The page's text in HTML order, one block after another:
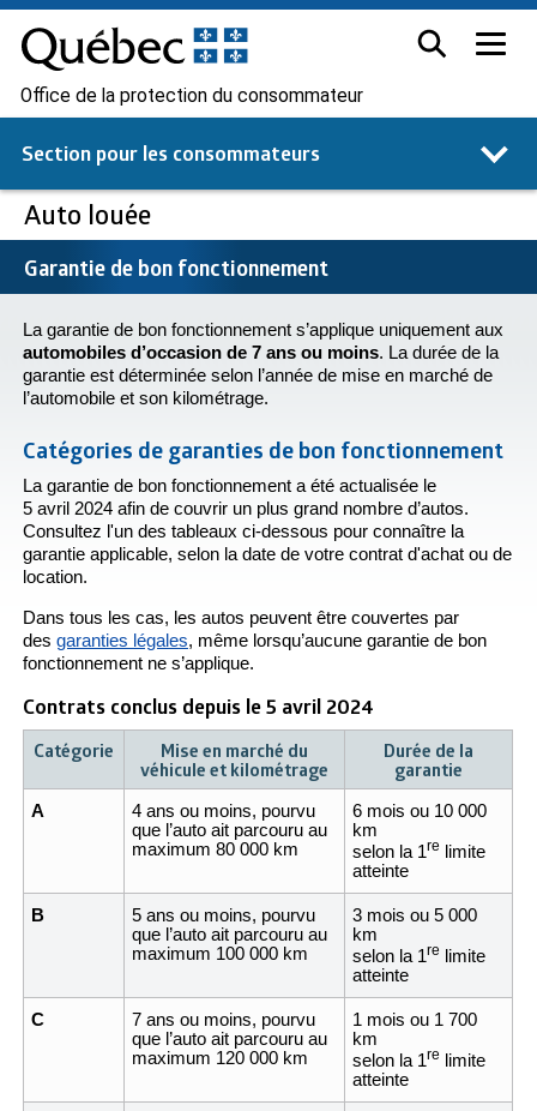
Office de la protection du consommateur
Section pour les consommateurs
Auto louée
Garantie de bon fonctionnement
La garantie de bon fonctionnement s’applique uniquement aux
automobiles d’occasion de 7 ans ou moins. La durée de la
garantie est déterminée selon l’année de mise en marché de
l’automobile et son kilométrage.
Catégories de garanties de bon fonctionnement
La garantie de bon fonctionnement a été actualisée le
5 avril 2024 afin de couvrir un plus grand nombre d’autos.
Consultez l'un des tableaux ci-dessous pour connaître la
garantie applicable, selon la date de votre contrat d'achat ou de
location.
Dans tous les cas, les autos peuvent être couvertes par
des garanties légales, même lorsqu’aucune garantie de bon
fonctionnement ne s’applique.
Contrats conclus depuis le 5 avril 2024
Catégorie
Mise en marché du
véhicule et kilométrage
Durée de la
garantie
A
4 ans ou moins, pourvu
que l’auto ait parcouru au
maximum 80 000 km
6 mois ou 10 000
km
selon la 1re limite
atteinte
B
5 ans ou moins, pourvu
que l’auto ait parcouru au
maximum 100 000 km
3 mois ou 5 000
km
selon la 1re limite
atteinte
C
7 ans ou moins, pourvu
que l’auto ait parcouru au
maximum 120 000 km
1 mois ou 1 700
km
selon la 1re limite
atteinte